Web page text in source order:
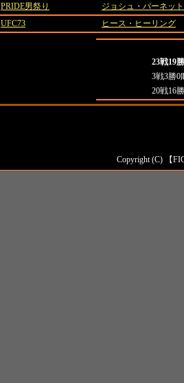
PRIDE男祭り
ジョシュ・バーネット
UFC73 ヒース・ヒーリング
23戦19
3戦3勝0
20戦16
Copyright (C) 【